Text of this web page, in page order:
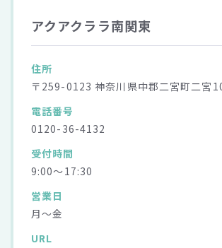
アクアクララ南関東
住所
〒259-0123 神奈川県中郡二宮町二宮
電話番号
0120-36-4132
受付時間
9:00～17:30
営業日
月～金
URL